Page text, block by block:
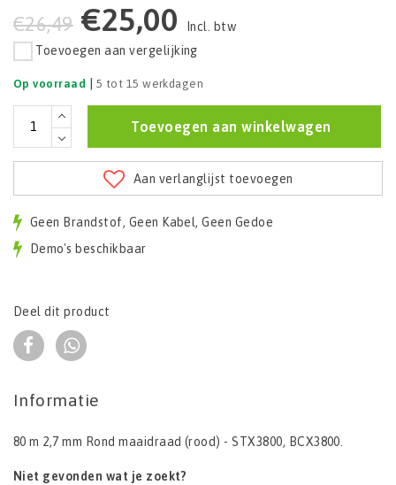
€26,49 €25,00
Incl. btw
Toevoegen aan vergelijking
Op voorraad | 5 tot 15 werkdagen
Toevoegen aan winkelwagen
Aan verlanglijst toevoegen
Geen Brandstof, Geen Kabel, Geen Gedoe
Demo's beschikbaar
Deel dit product
Informatie
80 m 2,7 mm Rond maaidraad (rood) - STX3800, BCX3800.
Niet gevonden wat je zoekt?